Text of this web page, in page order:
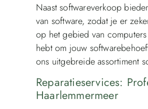
Naast softwareverkoop
van software, zodat je er
op het gebied van
hebt om jouw
ons uitgebreide assortiment
Reparatieservices:
Haarlemmermeer